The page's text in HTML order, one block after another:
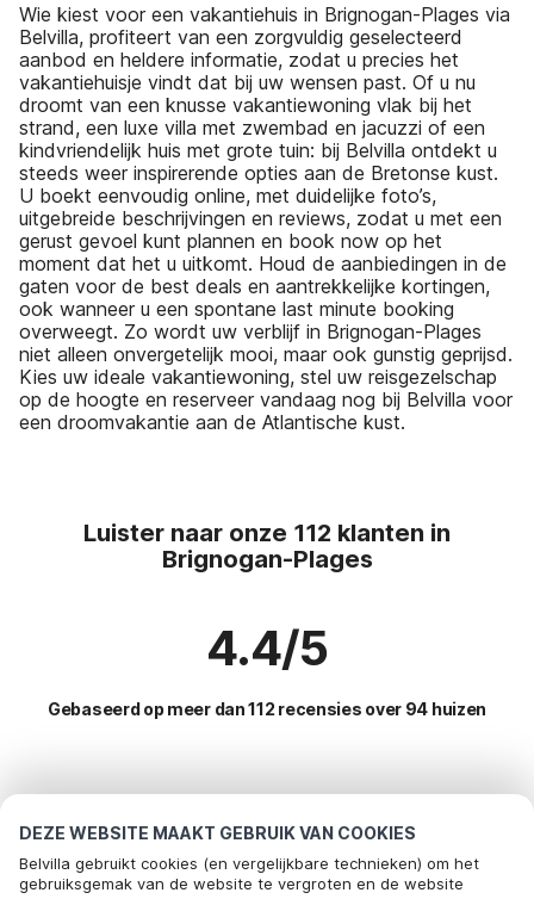
DEZE WEBSITE MAAKT GEBRUIK VAN COOKIES
Belvilla gebruikt cookies (en vergelijkbare technieken) om het
gebruiksgemak van de website te vergroten en de website
Wie kiest voor een vakantiehuis in Brignogan-Plages via
Belvilla, profiteert van een zorgvuldig geselecteerd
aanbod en heldere informatie, zodat u precies het
vakantiehuisje vindt dat bij uw wensen past. Of u nu
droomt van een knusse vakantiewoning vlak bij het
strand, een luxe villa met zwembad en jacuzzi of een
kindvriendelijk huis met grote tuin: bij Belvilla ontdekt u
steeds weer inspirerende opties aan de Bretonse kust.
U boekt eenvoudig online, met duidelijke foto’s,
uitgebreide beschrijvingen en reviews, zodat u met een
gerust gevoel kunt plannen en book now op het
moment dat het u uitkomt. Houd de aanbiedingen in de
gaten voor de best deals en aantrekkelijke kortingen,
ook wanneer u een spontane last minute booking
overweegt. Zo wordt uw verblijf in Brignogan-Plages
niet alleen onvergetelijk mooi, maar ook gunstig geprijsd.
Kies uw ideale vakantiewoning, stel uw reisgezelschap
op de hoogte en reserveer vandaag nog bij Belvilla voor
een droomvakantie aan de Atlantische kust.
Luister naar onze 112 klanten in
Brignogan-Plages
4.4/5
Gebaseerd op meer dan 112 recensies over 94 huizen
vakantie
Top steden met top voorzieningen voor vakantie